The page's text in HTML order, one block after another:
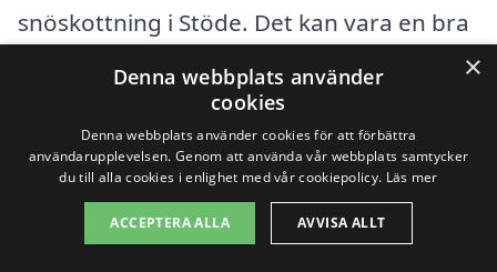
snöskottning i Stöde. Det kan vara en bra
idé att jämföra flera olika offerter för att
hitta det bästa priset och den mest
pålitliga tjänsten. På vår plattform kan du
enkelt hämta in erbjudanden från lokala
företag som specialiserar sig på
×
Denna webbplats använder
cookies
Denna webbplats använder cookies för att förbättra
användarupplevelsen. Genom att använda vår webbplats samtycker
du till alla cookies i enlighet med vår cookiepolicy. Läs mer
ACCEPTERA ALLA AVVISA ALLT